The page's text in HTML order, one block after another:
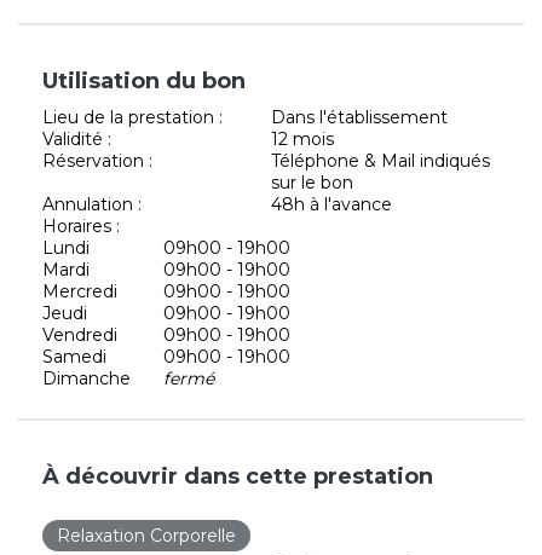
Utilisation du bon
Lieu de la prestation :
Dans l'établissement
Validité :
12 mois
Réservation :
Téléphone & Mail indiqués
sur le bon
Annulation :
48h à l'avance
Horaires :
Lundi
09h00 - 19h00
Mardi
09h00 - 19h00
Mercredi
09h00 - 19h00
Jeudi
09h00 - 19h00
Vendredi
09h00 - 19h00
Samedi
09h00 - 19h00
Dimanche
fermé
À découvrir dans cette prestation
Relaxation Corporelle